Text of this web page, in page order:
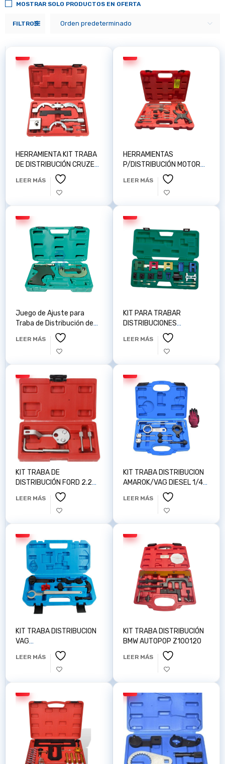
FILTROS Orden predeterminado
MOSTRAR SOLO PRODUCTOS EN OFERTA
HERRAMIENTA KIT TRABA
DE DISTRIBUCIÓN CRUZE
TURBO AUTOPOP X00298
LEER MÁS
HERRAMIENTAS
P/DISTRIBUCIÓN MOTOR
FORD Y MAZDA TUFIUL
1618
LEER MÁS
Juego de Ajuste para
Traba de Distribución de
Renault y Peugeot
Jonnesway
LEER MÁS
KIT PARA TRABAR
DISTRIBUCIONES
JONNESWAY AI010041
LEER MÁS
KIT TRABA DE
DISTRIBUCIÓN FORD 2.2
VT50 DIESEL AUTOPOP
Z100200
LEER MÁS
KIT TRABA DISTRIBUCION
AMAROK/VAG DIESEL 1/4
1..6 2.0 AUTOTOP Z100193
LEER MÁS
KIT TRABA DISTRIBUCION
VAG
AUDI/VW/SEAT/SKODA 1.0
1.2 1.4 AUTOTOP Z100152
LEER MÁS
KIT TRABA DISTRIBUCIÓN
BMW AUTOPOP Z100120
LEER MÁS